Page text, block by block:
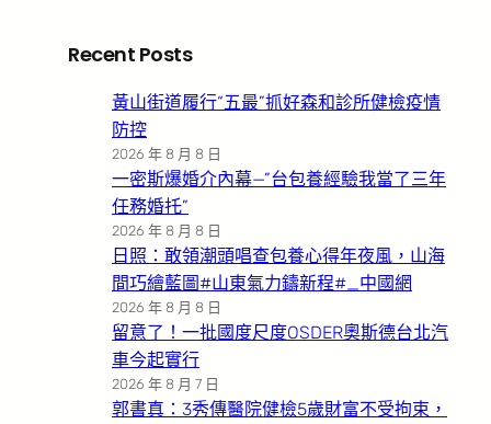
Recent Posts
黃山街道履行“五最”抓好森和診所健檢疫情
防控
2026 年 8 月 8 日
一密斯爆婚介內幕—”台包養經驗我當了三年
任務婚托”
2026 年 8 月 8 日
日照：敢領潮頭唱查包養心得年夜風，山海
間巧繪藍圖#山東氣力鑄新程#_中國網
2026 年 8 月 8 日
留意了！一批國度尺度OSDER奧斯德台北汽
車今起實行
2026 年 8 月 7 日
郭書真：3秀傳醫院健檢5歲財富不受拘束，